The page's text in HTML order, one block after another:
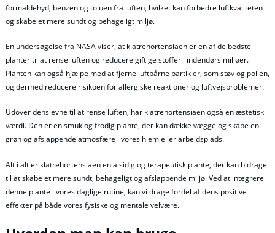
formaldehyd, benzen og toluen fra luften, hvilket kan forbedre luftkvaliteten
og skabe et mere sundt og behageligt miljø.
En undersøgelse fra NASA viser, at klatrehortensiaen er en af de bedste
planter til at rense luften og reducere giftige stoffer i indendørs miljøer.
Planten kan også hjælpe med at fjerne luftbårne partikler, som støv og pollen,
og dermed reducere risikoen for allergiske reaktioner og luftvejsproblemer.
Udover dens evne til at rense luften, har klatrehortensiaen også en æstetisk
værdi. Den er en smuk og frodig plante, der kan dække vægge og skabe en
grøn og afslappende atmosfære i vores hjem eller arbejdsplads.
Alt i alt er klatrehortensiaen en alsidig og terapeutisk plante, der kan bidrage
til at skabe et mere sundt, behageligt og afslappende miljø. Ved at integrere
denne plante i vores daglige rutine, kan vi drage fordel af dens positive
effekter på både vores fysiske og mentale velvære.